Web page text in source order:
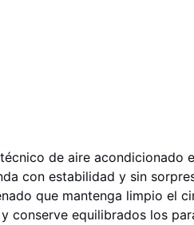
de aire acondicionado
con estabilidad y sin
que mantenga limpio el
conserve equilibrados los